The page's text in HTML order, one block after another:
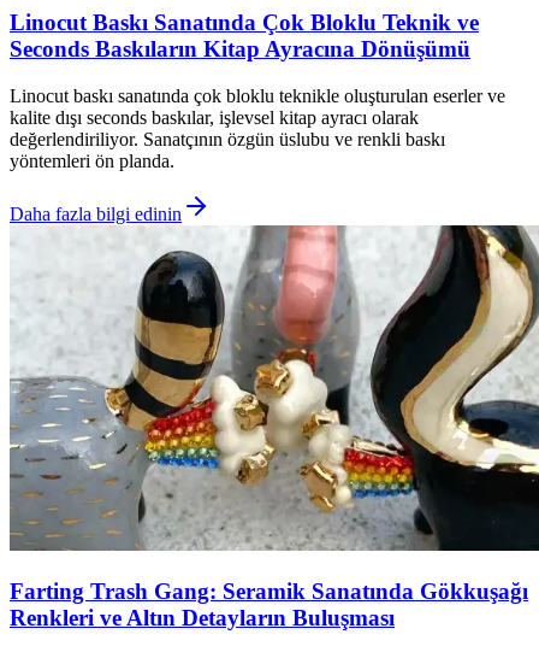
Linocut Baskı Sanatında Çok Bloklu Teknik ve
Seconds Baskıların Kitap Ayracına Dönüşümü
Linocut baskı sanatında çok bloklu teknikle oluşturulan eserler ve
kalite dışı seconds baskılar, işlevsel kitap ayracı olarak
değerlendiriliyor. Sanatçının özgün üslubu ve renkli baskı
yöntemleri ön planda.
Daha fazla bilgi edinin
Farting Trash Gang: Seramik Sanatında Gökkuşağı
Renkleri ve Altın Detayların Buluşması